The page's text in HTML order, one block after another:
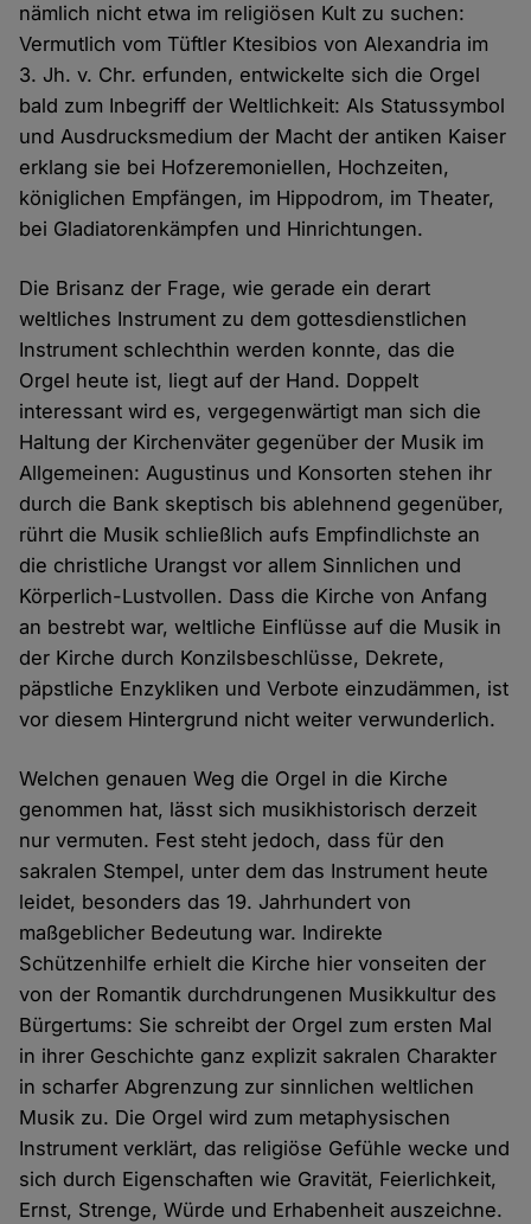
nämlich nicht etwa im religiösen Kult zu suchen:
Vermutlich vom Tüftler Ktesibios von Alexandria im
3. Jh. v. Chr. erfunden, entwickelte sich die Orgel
bald zum Inbegriff der Weltlichkeit: Als Statussymbol
und Ausdrucksmedium der Macht der antiken Kaiser
erklang sie bei Hofzeremoniellen, Hochzeiten,
königlichen Empfängen, im Hippodrom, im Theater,
bei Gladiatorenkämpfen und Hinrichtungen.
Die Brisanz der Frage, wie gerade ein derart
weltliches Instrument zu dem gottesdienstlichen
Instrument schlechthin werden konnte, das die
Orgel heute ist, liegt auf der Hand. Doppelt
interessant wird es, vergegenwärtigt man sich die
Haltung der Kirchenväter gegenüber der Musik im
Allgemeinen: Augustinus und Konsorten stehen ihr
durch die Bank skeptisch bis ablehnend gegenüber,
rührt die Musik schließlich aufs Empfindlichste an
die christliche Urangst vor allem Sinnlichen und
Körperlich-Lustvollen. Dass die Kirche von Anfang
an bestrebt war, weltliche Einflüsse auf die Musik in
der Kirche durch Konzilsbeschlüsse, Dekrete,
päpstliche Enzykliken und Verbote einzudämmen, ist
vor diesem Hintergrund nicht weiter verwunderlich.
Welchen genauen Weg die Orgel in die Kirche
genommen hat, lässt sich musikhistorisch derzeit
nur vermuten. Fest steht jedoch, dass für den
sakralen Stempel, unter dem das Instrument heute
leidet, besonders das 19. Jahrhundert von
maßgeblicher Bedeutung war. Indirekte
Schützenhilfe erhielt die Kirche hier vonseiten der
von der Romantik durchdrungenen Musikkultur des
Bürgertums: Sie schreibt der Orgel zum ersten Mal
in ihrer Geschichte ganz explizit sakralen Charakter
in scharfer Abgrenzung zur sinnlichen weltlichen
Musik zu. Die Orgel wird zum metaphysischen
Instrument verklärt, das religiöse Gefühle wecke und
sich durch Eigenschaften wie Gravität, Feierlichkeit,
Ernst, Strenge, Würde und Erhabenheit auszeichne.